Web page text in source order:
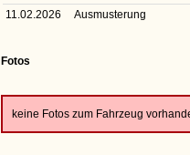
11.02.2026
Ausmusterung
Fotos
keine Fotos zum Fahrzeug